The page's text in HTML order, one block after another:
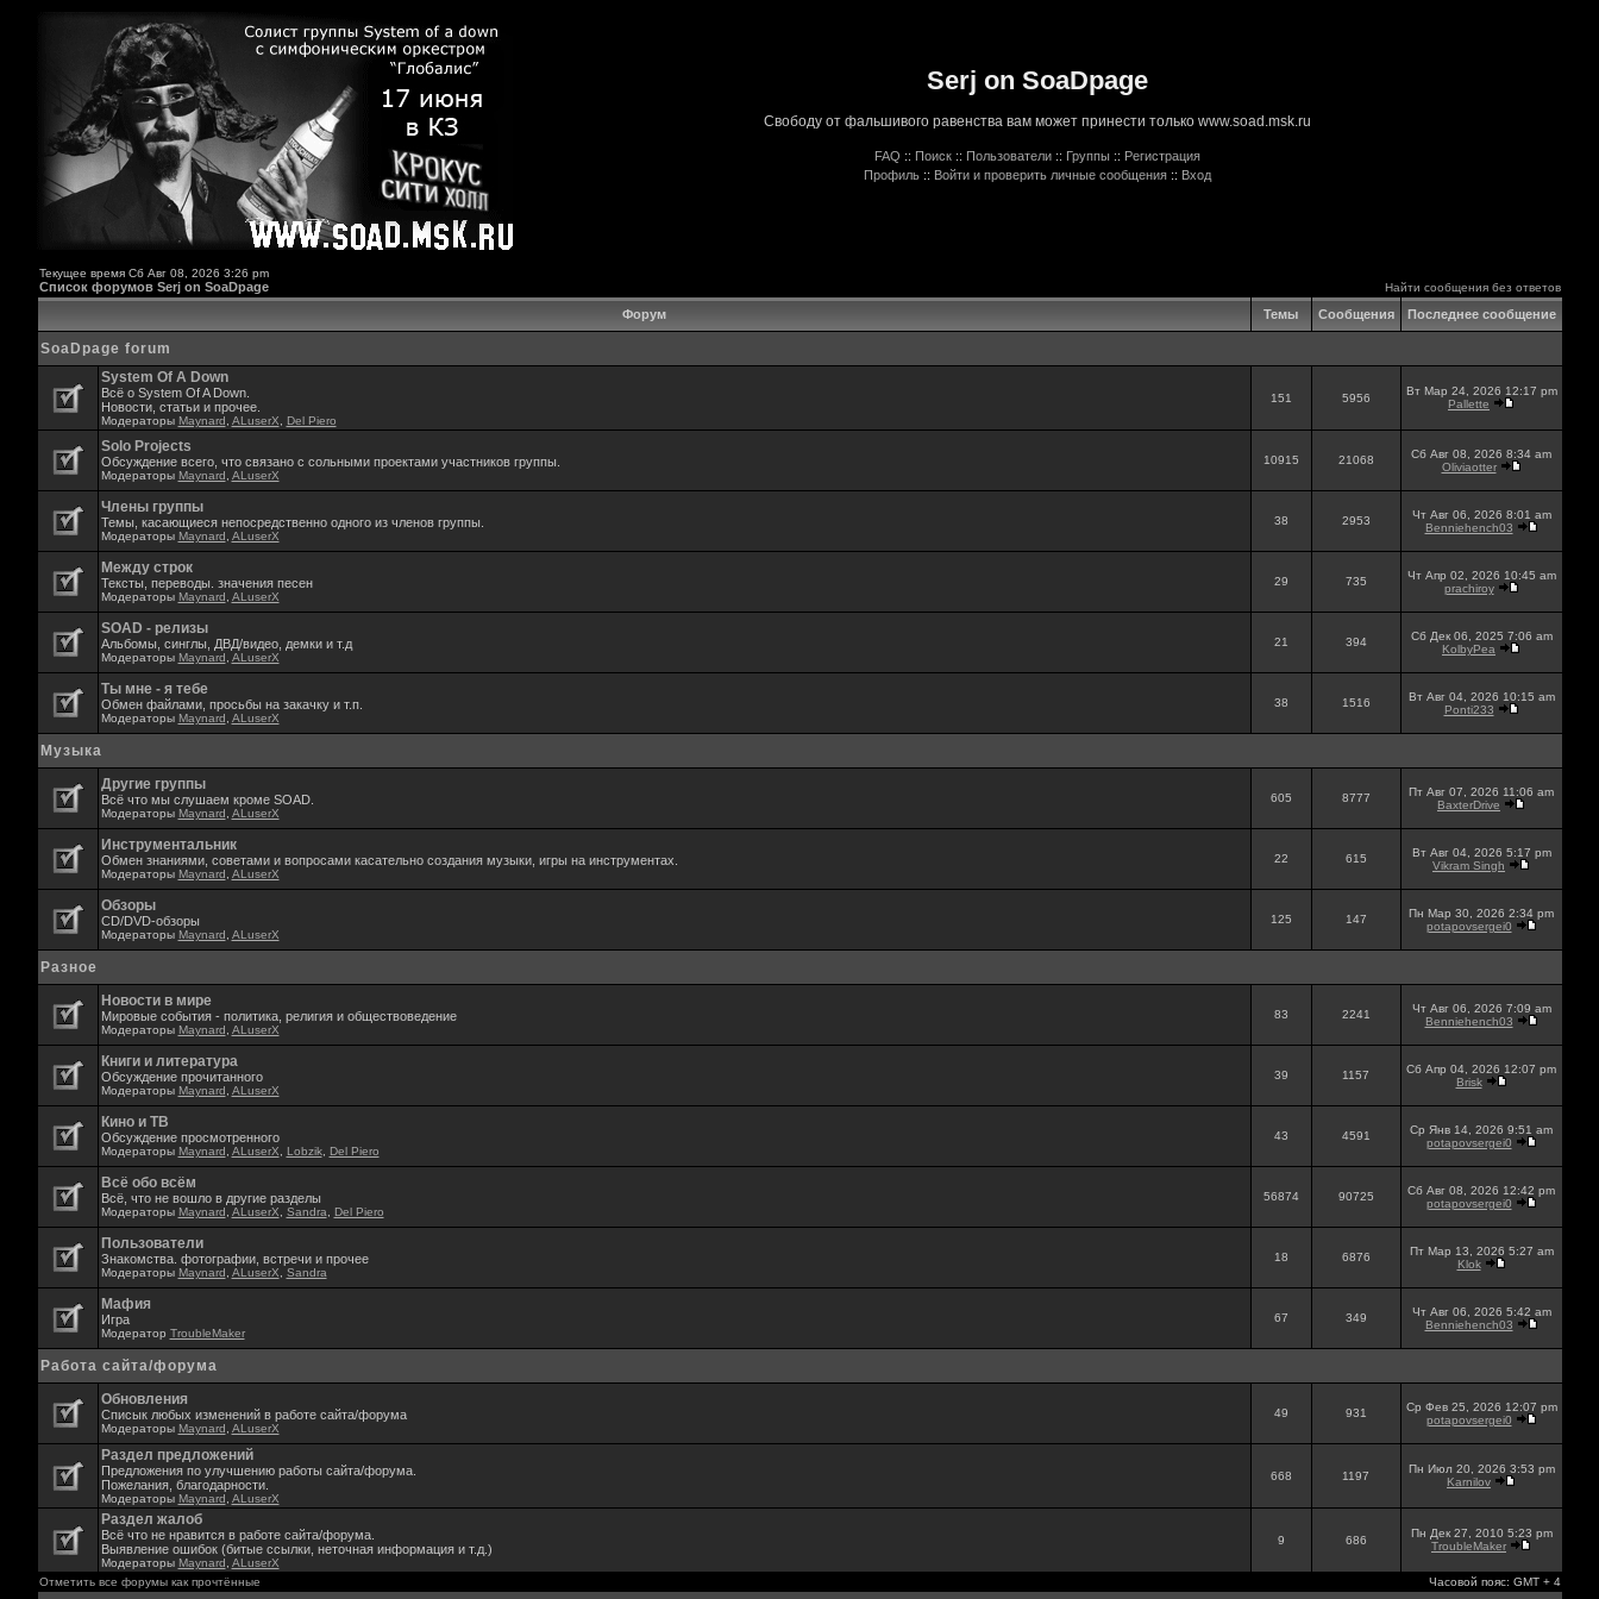
Serj on SoaDpage
Свободу от фальшивого равенства вам может принести только www.soad.msk.ru
FAQ :: Поиск :: Пользователи :: Группы :: Регистрация
Профиль :: Войти и проверить личные сообщения :: Вход
Текущее время Сб Авг 08, 2026 3:26 pm
Список форумов Serj on SoaDpage Найти сообщения без ответов
Форум Темы Сообщения Последнее сообщение
SoaDpage forum
System Of A Down
Всё о System Of A Down.
Новости, статьи и прочее.
Модераторы Maynard ALuserX Del Piero
151 5956
Вт Мар 24, 2026 12:17 pm
Pallette
Solo Projects
Обсуждение всего, что связано с сольными проектами участников группы.
Модераторы Maynard ALuserX
10915 21068
Сб Авг 08, 2026 8:34 am
Oliviaotter
Члены группы
Темы, касающиеся непосредственно одного из членов группы.
Модераторы Maynard ALuserX
38 2953
Чт Авг 06, 2026 8:01 am
Benniehench03
Между строк
Тексты, переводы. значения песен
Модераторы Maynard ALuserX
29 735
Чт Апр 02, 2026 10:45 am
prachiroy
SOAD - релизы
Альбомы, синглы, ДВД/видео, демки и т.д
Модераторы Maynard ALuserX
21 394
Сб Дек 06, 2025 7:06 am
KolbyPea
Ты мне - я тебе
Обмен файлами, просьбы на закачку и т.п.
Модераторы Maynard ALuserX
38 1516
Вт Авг 04, 2026 10:15 am
Ponti233
Музыка
Другие группы
Всё что мы слушаем кроме SOAD.
Модераторы Maynard ALuserX
605 8777
Пт Авг 07, 2026 11:06 am
BaxterDrive
Инструментальник
Обмен знаниями, советами и вопросами касательно создания музыки, игры на инструментах.
Модераторы Maynard ALuserX
22 615
Вт Авг 04, 2026 5:17 pm
Vikram Singh
Обзоры
CD/DVD-обзоры
Модераторы Maynard ALuserX
125 147
Пн Мар 30, 2026 2:34 pm
potapovsergei0
Разное
Новости в мире
Мировые события - политика, религия и обществоведение
Модераторы Maynard ALuserX
83 2241
Чт Авг 06, 2026 7:09 am
Benniehench03
Книги и литература
Обсуждение прочитанного
Модераторы Maynard ALuserX
39 1157
Сб Апр 04, 2026 12:07 pm
Brisk
Кино и ТВ
Обсуждение просмотренного
Модераторы Maynard ALuserX Lobzik, Del Piero
43 4591
Ср Янв 14, 2026 9:51 am
potapovsergei0
Всё обо всём
Всё, что не вошло в другие разделы
Модераторы Maynard ALuserX Sandra Del Piero
56874 90725
Сб Авг 08, 2026 12:42 pm
potapovsergei0
Пользователи
Знакомства. фотографии, встречи и прочее
Модераторы Maynard ALuserX Sandra
18 6876
Пт Мар 13, 2026 5:27 am
Klok
Мафия
Игра
Модератор TroubleMaker
67 349
Чт Авг 06, 2026 5:42 am
Benniehench03
Работа сайта/форума
Обновления
Списык любых изменений в работе сайта/форума
Модераторы Maynard ALuserX
49 931
Ср Фев 25, 2026 12:07 pm
potapovsergei0
Раздел предложений
Предложения по улучшению работы сайта/форума.
Пожелания, благодарности.
Модераторы Maynard ALuserX
668 1197
Пн Июл 20, 2026 3:53 pm
Karnilov
Раздел жалоб
Всё что не нравится в работе сайта/форума.
Выявление ошибок (битые ссылки, неточная информация и т.д.)
Модераторы Maynard ALuserX
9 686
Пн Дек 27, 2010 5:23 pm
TroubleMaker
Отметить все форумы как прочтённые Часовой пояс: GMT + 4